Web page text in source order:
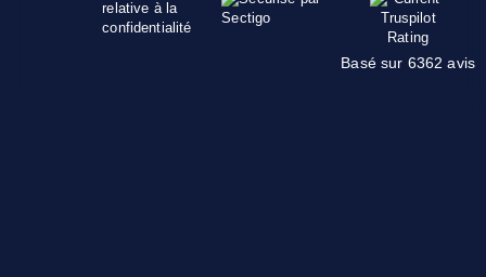
Basé sur 6362 avis